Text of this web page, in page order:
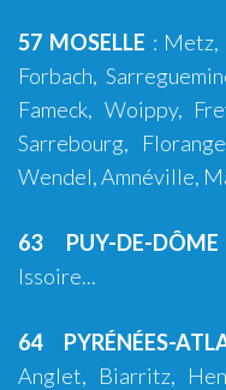
57 MOSELLE : Metz,
Forbach,
Fameck, Woippy,
Sarrebourg,
Wendel, Amnéville,
63 PUY-DE-DÔME
Issoire...
64 PYRÉNÉES-
Anglet, Biarritz,